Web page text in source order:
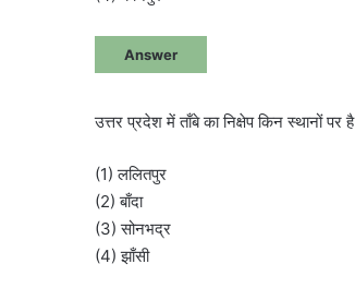
Answer
उत्तर प्रदेश में ताँबे का निक्षेप किन स्थानों पर है
(1) ललितपुर
(2) बाँदा
(3) सोनभद्र
(4) झाँसी